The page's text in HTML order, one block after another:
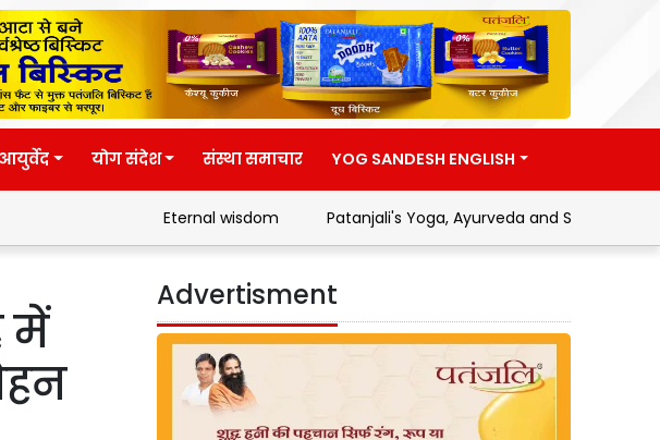
योग संदेश संस्था समाचार YOG SANDESH ENGLISH
Eternal wisdom Patanjali's Yoga, Ayurveda and Swadeshi Movement
में
Advertisment